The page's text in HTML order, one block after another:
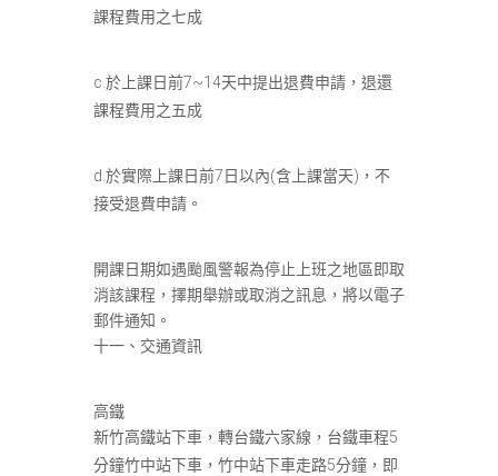
課程費用之七成
c.於上課日前7~14天中提出退費申請，退還
課程費用之五成
d.於實際上課日前7日以內(含上課當天)，不
接受退費申請。
開課日期如遇颱風警報為停止上班之地區即取
消該課程，擇期舉辦或取消之訊息，將以電子
郵件通知。
十一、交通資訊
高鐵
新竹高鐵站下車，轉台鐵六家線，台鐵車程5
分鐘竹中站下車，竹中站下車走路5分鐘，即